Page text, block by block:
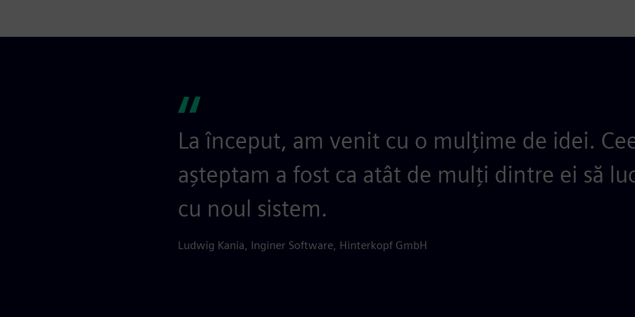
La început, am venit cu o mulțime de idei.
așteptam a fost ca atât de mulți dintre ei să
cu noul sistem.
Ludwig Kania, Inginer Software, Hinterkopf GmbH